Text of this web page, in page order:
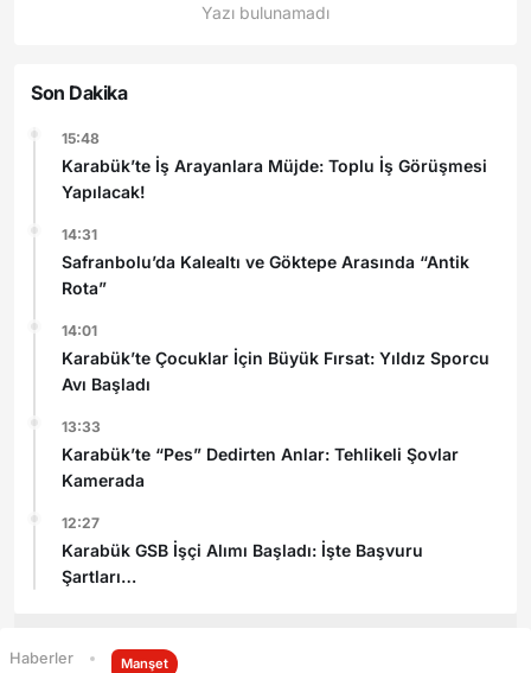
Yazı bulunamadı
Son Dakika
15:48
Karabük’te İş Arayanlara Müjde: Toplu İş Görüşmesi
Yapılacak!
14:31
Safranbolu’da Kalealtı ve Göktepe Arasında “Antik
Rota”
14:01
Karabük’te Çocuklar İçin Büyük Fırsat: Yıldız Sporcu
Avı Başladı
13:33
Karabük’te “Pes” Dedirten Anlar: Tehlikeli Şovlar
Kamerada
12:27
Karabük GSB İşçi Alımı Başladı: İşte Başvuru
Şartları
Haberler Manşet